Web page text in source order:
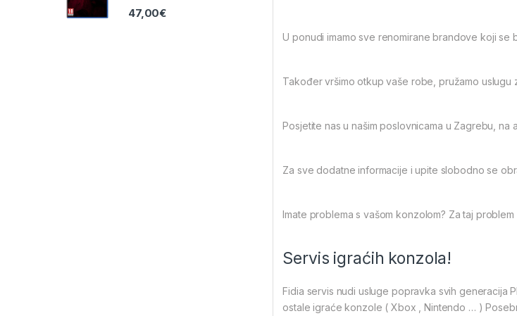
U ponudi imamo sve renomirane brandove koji
Također vršimo otkup vaše robe, pružamo uslugu
Posjetite nas u našim poslovnicama u Zagrebu,
Za sve dodatne informacije i upite slobodno se
Imate problema s vašom konzolom? Za taj
Servis igraćih konzola!
Fidia servis nudi usluge popravka svih generacija
ostale igraće konzole ( Xbox , Nintendo … )
47,00€